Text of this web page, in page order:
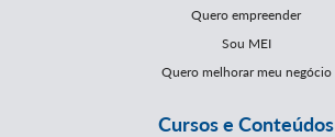
Quero empreender
Sou MEI
Quero melhorar meu negócio
Cursos e Conteúdos